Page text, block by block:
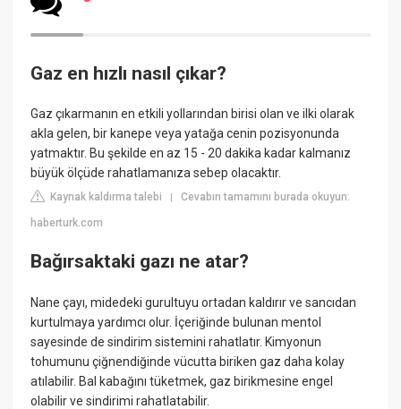
Gaz en hızlı nasıl çıkar?
Gaz çıkarmanın en etkili yollarından birisi olan ve ilki olarak
akla gelen, bir kanepe veya yatağa cenin pozisyonunda
yatmaktır. Bu şekilde en az 15 - 20 dakika kadar kalmanız
büyük ölçüde rahatlamanıza sebep olacaktır.
Kaynak kaldırma talebi |Cevabın tamamını burada okuyun:
haberturk.com
Bağırsaktaki gazı ne atar?
Nane çayı, midedeki gurultuyu ortadan kaldırır ve sancıdan
kurtulmaya yardımcı olur. İçeriğinde bulunan mentol
sayesinde de sindirim sistemini rahatlatır. Kimyonun
tohumunu çiğnendiğinde vücutta biriken gaz daha kolay
atılabilir. Bal kabağını tüketmek, gaz birikmesine engel
olabilir ve sindirimi rahatlatabilir.